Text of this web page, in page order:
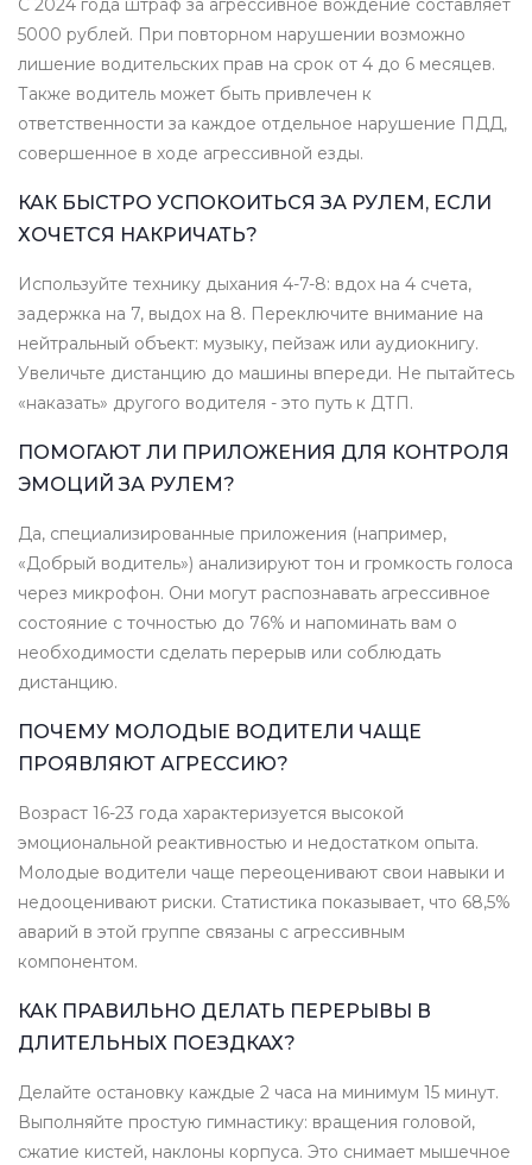
С 2024 года штраф за агрессивное вождение составляет
5000 рублей. При повторном нарушении возможно
лишение водительских прав на срок от 4 до 6 месяцев.
Также водитель может быть привлечен к
ответственности за каждое отдельное нарушение ПДД,
совершенное в ходе агрессивной езды.
КАК БЫСТРО УСПОКОИТЬСЯ ЗА РУЛЕМ, ЕСЛИ
ХОЧЕТСЯ НАКРИЧАТЬ?
Используйте технику дыхания 4-7-8: вдох на 4 счета,
задержка на 7, выдох на 8. Переключите внимание на
нейтральный объект: музыку, пейзаж или аудиокнигу.
Увеличьте дистанцию до машины впереди. Не пытайтесь
«наказать» другого водителя - это путь к ДТП.
ПОМОГАЮТ ЛИ ПРИЛОЖЕНИЯ ДЛЯ КОНТРОЛЯ
ЭМОЦИЙ ЗА РУЛЕМ?
Да, специализированные приложения (например,
«Добрый водитель») анализируют тон и громкость голоса
через микрофон. Они могут распознавать агрессивное
состояние с точностью до 76% и напоминать вам о
необходимости сделать перерыв или соблюдать
дистанцию.
ПОЧЕМУ МОЛОДЫЕ ВОДИТЕЛИ ЧАЩЕ
ПРОЯВЛЯЮТ АГРЕССИЮ?
Возраст 16-23 года характеризуется высокой
эмоциональной реактивностью и недостатком опыта.
Молодые водители чаще переоценивают свои навыки и
недооценивают риски. Статистика показывает, что 68,5%
аварий в этой группе связаны с агрессивным
компонентом.
КАК ПРАВИЛЬНО ДЕЛАТЬ ПЕРЕРЫВЫ В
ДЛИТЕЛЬНЫХ ПОЕЗДКАХ?
Делайте остановку каждые 2 часа на минимум 15 минут.
Выполняйте простую гимнастику: вращения головой,
сжатие кистей, наклоны корпуса. Это снимает мышечное